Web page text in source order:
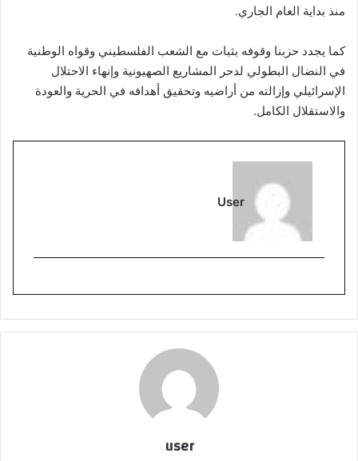
منذ بداية العام الجاري.
كما يجدد حزبنا وقوفه بثبات مع الشعب الفلسطيني وقواه الوطنية
في النضال البطولي لدحر المشاريع الصهيونية وإنهاء الاحتلال
الإسرائيلي وإزالته من أراضيه وتحقيق أهدافه في الحرية والعودة
والاستقلال الكامل.
User
user